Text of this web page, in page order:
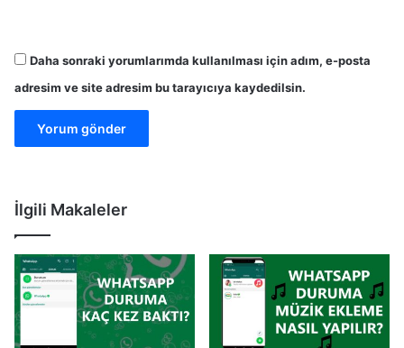
Daha sonraki yorumlarımda kullanılması için adım, e-posta
adresim ve site adresim bu tarayıcıya kaydedilsin.
İlgili Makaleler